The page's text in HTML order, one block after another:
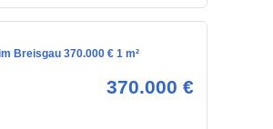
Breisgau 370.000 € 1 m²
370.000 €